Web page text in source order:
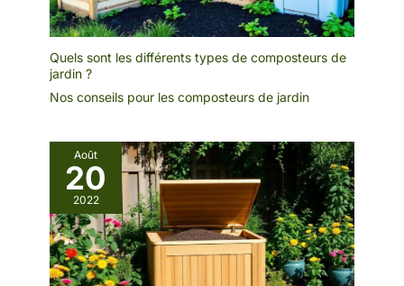
Quels sont les différents types de composteurs de
jardin ?
Nos conseils pour les composteurs de jardin
Août
20
2022